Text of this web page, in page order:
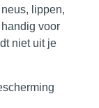
lippen,
voor
niet uit je